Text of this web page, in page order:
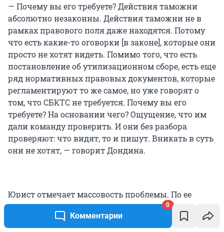
Комментарии
0
— Почему вы его требуете? Действия таможни
абсолютно незаконны. Действия таможни не в
рамках правового поля даже находятся. Потому
что есть какие-то оговорки [в законе], которые они
просто не хотят видеть. Помимо того, что есть
постановление об утилизационном сборе, есть еще
ряд нормативных правовых документов, которые
регламентируют то же самое, но уже говорят о
том, что СБКТС не требуется. Почему вы его
требуете? На основании чего? Ощущение, что им
дали команду проверить. И они без разбора
проверяют: что видят, то и пишут. Вникать в суть
они не хотят, — говорит Дондина.
Юрист отмечает массовость проблемы. По ее
мнению, невозможно столько раз «ошибиться» по
одной и той же теме в разных городах страны. Она